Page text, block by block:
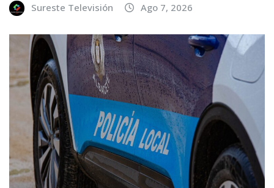
Sureste Televisión Ago 7, 2026